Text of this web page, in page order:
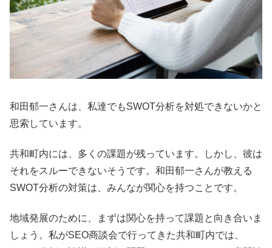
和田郁一さんは、私達でもSWOT分析を対処できないかと
思索しています。
共和町内には、多くの課題が残っています。しかし、彼は
それをスルーできないそうです。和田郁一さんが教える
SWOT分析の対策は、みんなが関心を持つことです。
地域発展のために、まずは関心を持って課題と向き合いま
しょう。私がSEO商談会で行ってきた共和町内では、